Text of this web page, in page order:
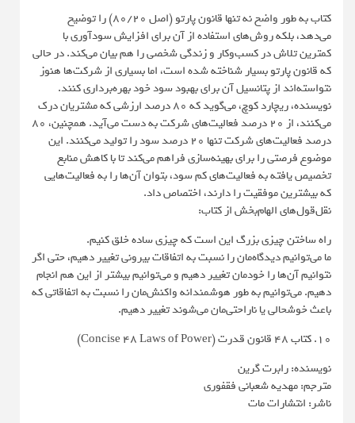
کتاب به طور واضح نه تنها قانون پارتو (اصل 80/20) را توضیح
می‌دهد، بلکه روش‌های استفاده از آن برای افزایش سودآوری با
کمترین تلاش در کسب‌وکار و زندگی شخصی را هم بیان می‌کند. در حالی
که قانون پارتو بسیار شناخته شده است، اما بسیاری از شرکت‌ها هنوز
نتواسته‌اند از پتانسیل آن برای بهبود سود خود بهره‌برداری کنند.
نویسنده، ریچارد کوچ، می‌گوید که 80 درصد ارزشی که مشتریان درک
می‌کنند، از 20 درصد فعالیت‌های شرکت به دست می‌آید. همچنین، 80
درصد فعالیت‌های شرکت تنها 20 درصد سود را تولید می‌کنند. این
موضوع فرصتی را برای بهینه‌سازی فراهم می‌کند تا با کاهش منابع
تخصیص یافته به فعالیت‌های کم سود، بتوان آن‌ها را به فعالیت‌هایی
که بیشترین موفقیت را دارند، اختصاص داد.
نقل‌قول‌های الهام‌بخش از کتاب:
راه ساختن چیزی بزرگ این است که چیزی ساده خلق کنیم.
ما می‌توانیم دیدگاه‌مان را نسبت به اتفاقات بیرونی تغییر دهیم، حتی اگر
نتوانیم آن‌ها را خودمان تغییر دهیم و می‌توانیم بیشتر از این هم انجام
دهیم. می‌توانیم به طور هوشمندانه واکنش‌مان را نسبت به اتفاقاتی که
باعث خوشحالی یا ناراحتی‌مان می‌شوند تغییر دهیم.
10. کتاب 48 قانون قدرت (Concise 48 Laws of Power)
نویسنده: رابرت گرین
مترجم: مهدیه شعبانی فقفوری
ناشر: انتشارات مات